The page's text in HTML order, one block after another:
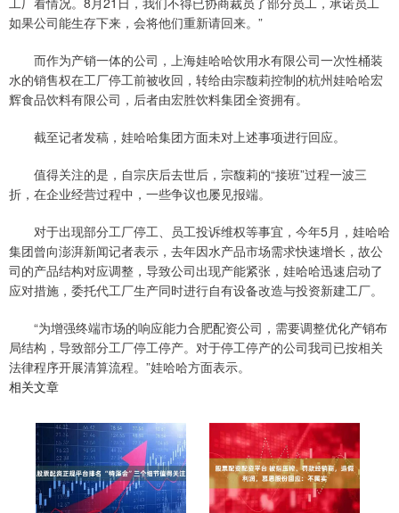
如果公司能生存下来，会将他们重新请回来。”
而作为产销一体的公司，上海娃哈哈饮用水有限公司一次性桶装
水的销售权在工厂停工前被收回，转给由宗馥莉控制的杭州娃哈哈宏
辉食品饮料有限公司，后者由宏胜饮料集团全资拥有。
截至记者发稿，娃哈哈集团方面未对上述事项进行回应。
值得关注的是，自宗庆后去世后，宗馥莉的“接班”过程一波三
折，在企业经营过程中，一些争议也屡见报端。
对于出现部分工厂停工、员工投诉维权等事宜，今年5月，娃哈哈
集团曾向澎湃新闻记者表示，去年因水产品市场需求快速增长，故公
司的产品结构对应调整，导致公司出现产能紧张，娃哈哈迅速启动了
应对措施，委托代工厂生产同时进行自有设备改造与投资新建工厂。
“为增强终端市场的响应能力合肥配资公司，需要调整优化产销布
局结构，导致部分工厂停工停产。对于停工停产的公司我司已按相关
法律程序开展清算流程。”娃哈哈方面表示。
相关文章